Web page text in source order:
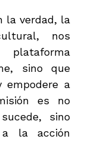
la verdad, la
nos
sino que
empodere a
es no
sino
la acción